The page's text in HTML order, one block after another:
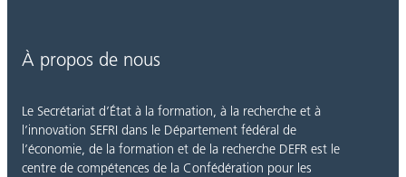
À propos de nous
Le Secrétariat d’État à la formation, à la recherche et à
l’innovation SEFRI dans le Département fédéral de
l’économie, de la formation et de la recherche DEFR est le
centre de compétences de la Confédération pour les